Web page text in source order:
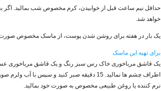
حداقل نیم ساعت قبل از خوابیدن، کرم مخصوص شب بمالید. اگر
خواهد شد.
یک بار در هفته برای روشن شدن پوست، از ماسک مخصوص صورت
برای تهیه این ماسک
یک قاشق مرباخوری خاک رس سبز رنگ و یک قاشق مرباخوری
اطراف چشم ها نمالید. 15 دقیقه صبر کنید
نرم کننده یا روغن طبیعی مخصوص به صورت خود بمالید.